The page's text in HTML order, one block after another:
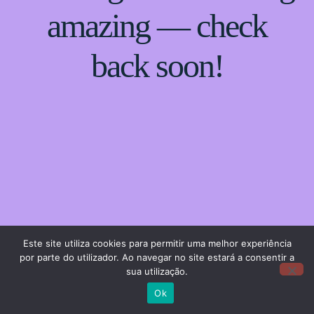
amazing — check
back soon!
Este site utiliza cookies para permitir uma melhor experiência
por parte do utilizador. Ao navegar no site estará a consentir a
sua utilização.
Ok